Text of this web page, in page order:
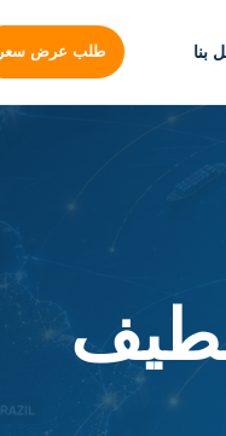
بنا طلب عرض سعر